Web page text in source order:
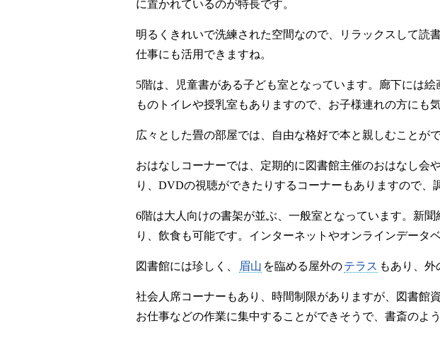
に置かれているのが特長です。
明るくきれいで洗練された空間なので、リラックスして読
仕事にも活用できますね。
5階は、児童書がある子ども室となっています。廊下には
ものトイレや授乳室もありますので、お子様連れの方にも
広々とした畳の部屋では、自由な格好で本と親しむことが
おはなしコーナーでは、定期的に図書館主催のおはなし会
り、DVDの視聴ができたりするコーナーもありますので、
6階は大人向けの書架が並ぶ、一般室となっています。新
り、飲食も可能です。インターネットやオンラインデータ
図書館には珍しく、 眉山 を臨める屋外のテラス もあり、外
社会人席コーナーもあり、時間制限がありますが、図書館
お仕事などの作業に集中することができそうで、書斎のよ